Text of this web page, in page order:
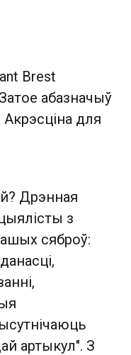
Brest
абазначыў
для
Дрэнная
з
сяброў:
артыкул". З